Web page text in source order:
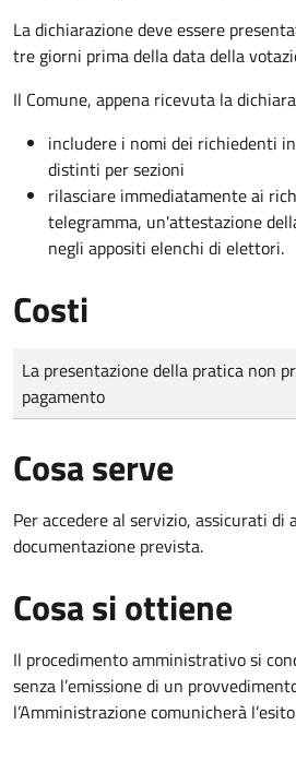
La dichiarazione deve essere
tre giorni prima della data della
Il Comune, appena ricevuta la
includere i nomi dei richiedenti
distinti per sezioni
rilasciare immediatamente ai
telegramma, un'attestazione
negli appositi elenchi di elettori.
Costi
Tipo di pagamento
Importo
La presentazione della pratica non
pagamento
Cosa serve
Per accedere al servizio, assicurati
documentazione prevista.
Cosa si ottiene
Il procedimento amministrativo si
senza l’emissione di un
l’Amministrazione comunicherà